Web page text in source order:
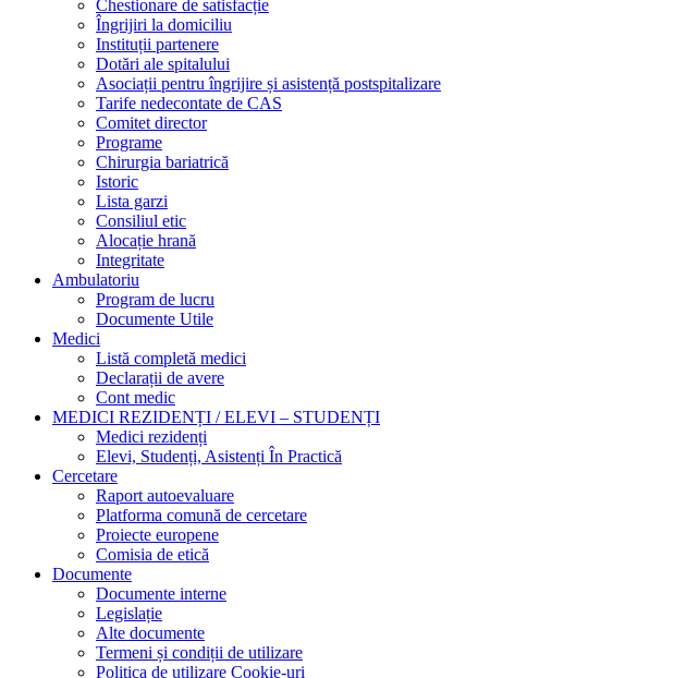
Chestionare de satisfacție
Îngrijiri la domiciliu
Instituții partenere
Dotări ale spitalului
Asociații pentru îngrijire și asistență postspitalizare
Tarife nedecontate de CAS
Comitet director
Programe
Chirurgia bariatrică
Istoric
Lista garzi
Consiliul etic
Alocație hrană
Integritate
Ambulatoriu
Program de lucru
Documente Utile
Medici
Listă completă medici
Declarații de avere
Cont medic
MEDICI REZIDENȚI / ELEVI – STUDENȚI
Medici rezidenți
Elevi, Studenți, Asistenți În Practică
Cercetare
Raport autoevaluare
Platforma comună de cercetare
Proiecte europene
Comisia de etică
Documente
Documente interne
Legislație
Alte documente
Termeni și condiții de utilizare
Politica de utilizare Cookie-uri